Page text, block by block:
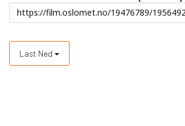
Last Ned